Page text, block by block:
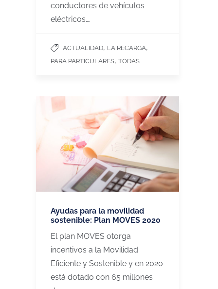
conductores de vehículos
eléctricos….
ACTUALIDAD, LA RECARGA,
PARA PARTICULARES, TODAS
Ayudas para la movilidad
sostenible: Plan MOVES 2020
El plan MOVES otorga
incentivos a la Movilidad
Eficiente y Sostenible y en 2020
está dotado con 65 millones